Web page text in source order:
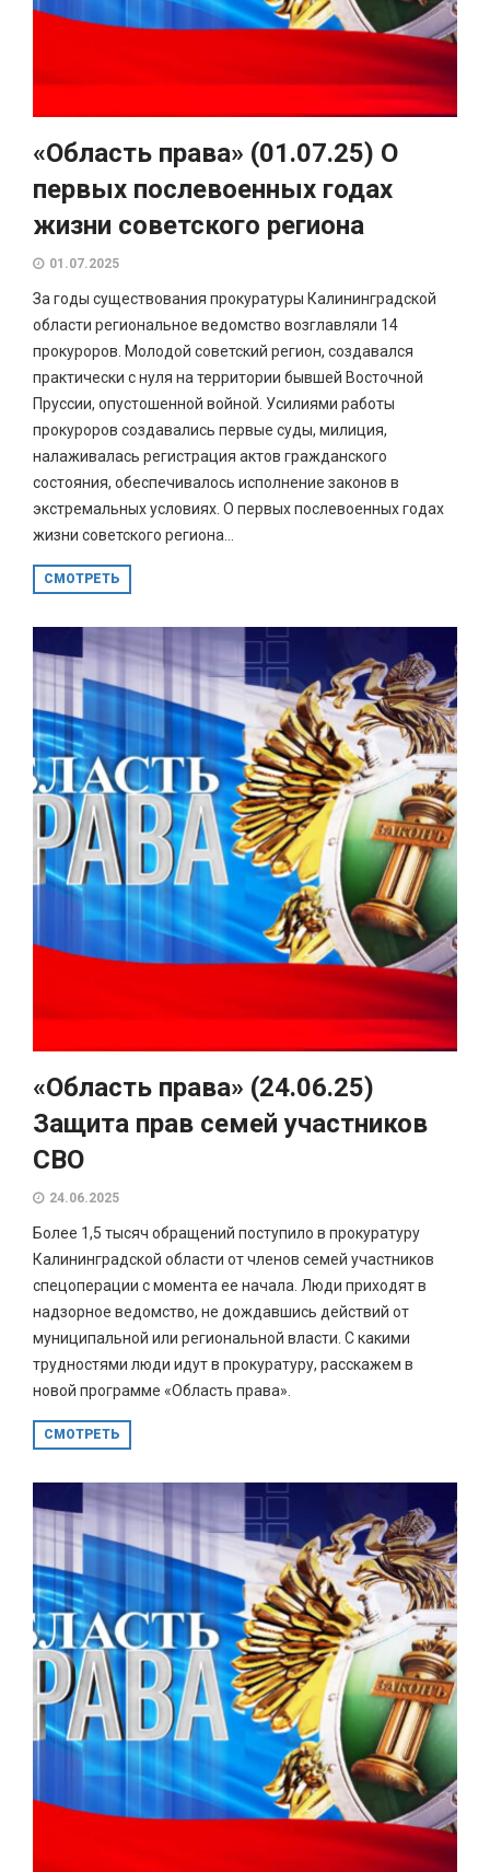
«Область права» (01.07.25) О
первых послевоенных годах
жизни советского региона
01.07.2025
За годы существования прокуратуры Калининградской
области региональное ведомство возглавляли 14
прокуроров. Молодой советский регион, создавался
практически с нуля на территории бывшей Восточной
Пруссии, опустошенной войной. Усилиями работы
прокуроров создавались первые суды, милиция,
налаживалась регистрация актов гражданского
состояния, обеспечивалось исполнение законов в
экстремальных условиях. О первых послевоенных годах
жизни советского региона...
СМОТРЕТЬ
«Область права» (24.06.25)
Защита прав семей участников
СВО
24.06.2025
Более 1,5 тысяч обращений поступило в прокуратуру
Калининградской области от членов семей участников
спецоперации с момента ее начала. Люди приходят в
надзорное ведомство, не дождавшись действий от
муниципальной или региональной власти. С какими
трудностями люди идут в прокуратуру, расскажем в
новой программе «Область права».
СМОТРЕТЬ